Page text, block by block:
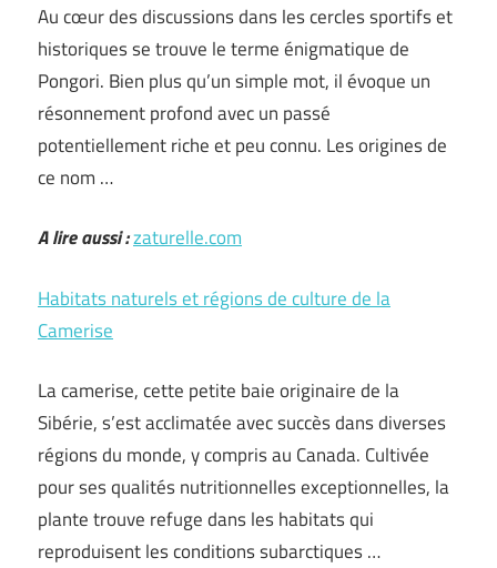
Au cœur des discussions dans les cercles sportifs et
historiques se trouve le terme énigmatique de
Pongori. Bien plus qu’un simple mot, il évoque un
résonnement profond avec un passé
potentiellement riche et peu connu. Les origines de
ce nom …
A lire aussi :zaturelle.com
Habitats naturels et régions de culture de la
Camerise
La camerise, cette petite baie originaire de la
Sibérie, s’est acclimatée avec succès dans diverses
régions du monde, y compris au Canada. Cultivée
pour ses qualités nutritionnelles exceptionnelles, la
plante trouve refuge dans les habitats qui
reproduisent les conditions subarctiques …